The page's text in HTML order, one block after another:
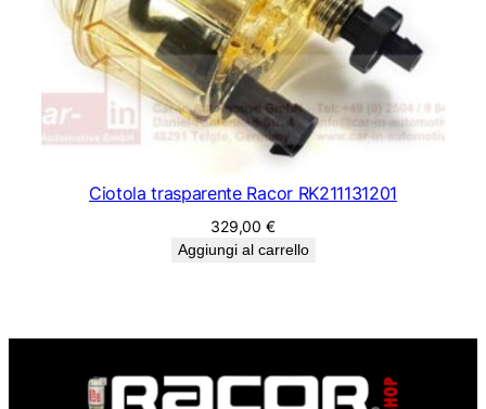
Ciotola trasparente Racor RK211131201
329,00€
Aggiungi al carrello